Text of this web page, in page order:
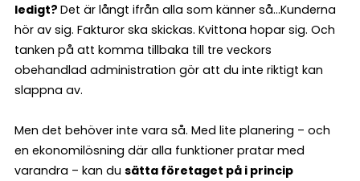
ledigt? Det är långt ifrån alla som känner så…Kunderna
hör av sig. Fakturor ska skickas. Kvittona hopar sig. Och
tanken på att komma tillbaka till tre veckors
obehandlad administration gör att du inte riktigt kan
slappna av.
Men det behöver inte vara så. Med lite planering – och
en ekonomilösning där alla funktioner pratar med
varandra – kan du sätta företaget på i princip